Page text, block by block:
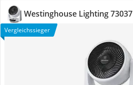
Westinghouse Lighting 73037
Vergleichssieger